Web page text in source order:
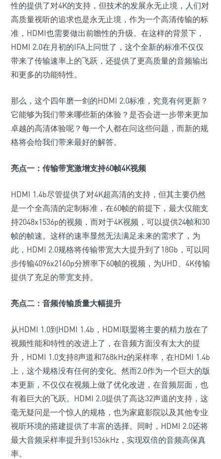
性的提供了对4K的支持，但技术的发展永无止境，人们对
高质量视听的追求也是永无止境，作为一个高清传输的标
准，HDMI也需要做出前瞻性的升级。在这样的背景下，
HDMI 2.0在月初的IFA上问世了，这个全新的标准不仅仅
带来了传输速率上的飞跃，还提供了更高质量的音频输出
和更多的功能特性。
那么，这个四年磨一剑的HDMI 2.0标准，究竟有何更新？
它能够为我们带来哪些新的体验？是否会进一步带来更加
卓越的高清体验呢？每一个人都在问这些问题，而新的规
格将会给我们带来最好的解答。
亮点一：传输带宽激增支持60帧4K视频
HDMI 1.4b尽管提供了对4K超高清的支持，但其主要仍然
是一个全高清的定制标准，在60帧的前提下，最大仅能支
持2048x1536p的视频，而对于4K视频，可以提供24帧和30
帧的帧速。这样的速率显然无法满足未来的需求了，为
此，HDMI 2.0规格将传输带宽大大提升到了18Gb，可以同
步传输4096x2160p分辨率下60帧的视频，为UHD、4K传输
提供了充足的带宽支持。
亮点二：音频传输质量大幅提升
从HDMI 1.0到HDMI 1.4b，HDMI联盟将主要的精力放在了
视频性能和特性的改进上了，在音频方面没有太大的提
升，HDMI 1.0支持8声道和768kHz的采样率，在HDMI 1.4b
上，这个规格没有任何的变化。然而2.0作为一个巨大的版
本更新，不仅仅在视频上做了优化改进，在音频层面，也
有着巨大的飞跃。HDMI 2.0提供了高达32声道的支持，这
毫无疑问是一个惊人的规格，也为家庭影院以及其他专业
视听环境的搭建提供了丰富的选择。同时，HDMI 2.0还将
最大音频采样率提升到1536kHz，实现双倍的音频高保真
率。